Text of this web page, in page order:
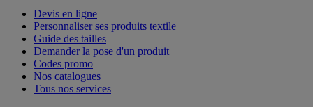
Devis en ligne
Personnaliser ses produits textile
Guide des tailles
Demander la pose d'un produit
Codes promo
Nos catalogues
Tous nos services